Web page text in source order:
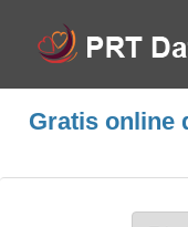
Gratis online